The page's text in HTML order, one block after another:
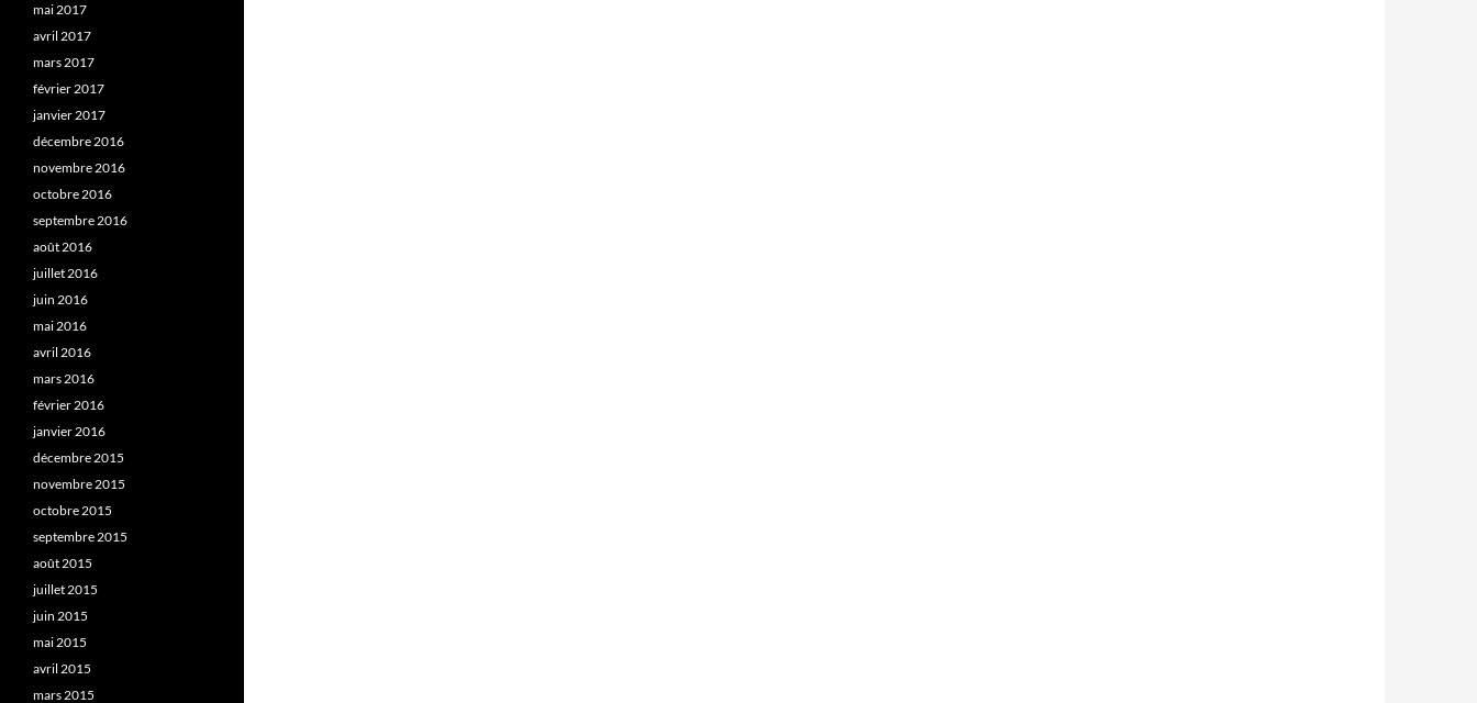
mai 2017
avril 2017
mars 2017
février 2017
janvier 2017
décembre 2016
novembre 2016
octobre 2016
septembre 2016
août 2016
juillet 2016
juin 2016
mai 2016
avril 2016
mars 2016
février 2016
janvier 2016
décembre 2015
novembre 2015
octobre 2015
septembre 2015
août 2015
juillet 2015
juin 2015
mai 2015
avril 2015
mars 2015